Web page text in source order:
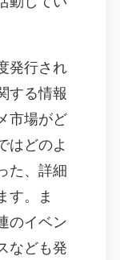
発行され
する情報
市場がど
はどのよ
た、詳細
す。ま
のイベン
なども発